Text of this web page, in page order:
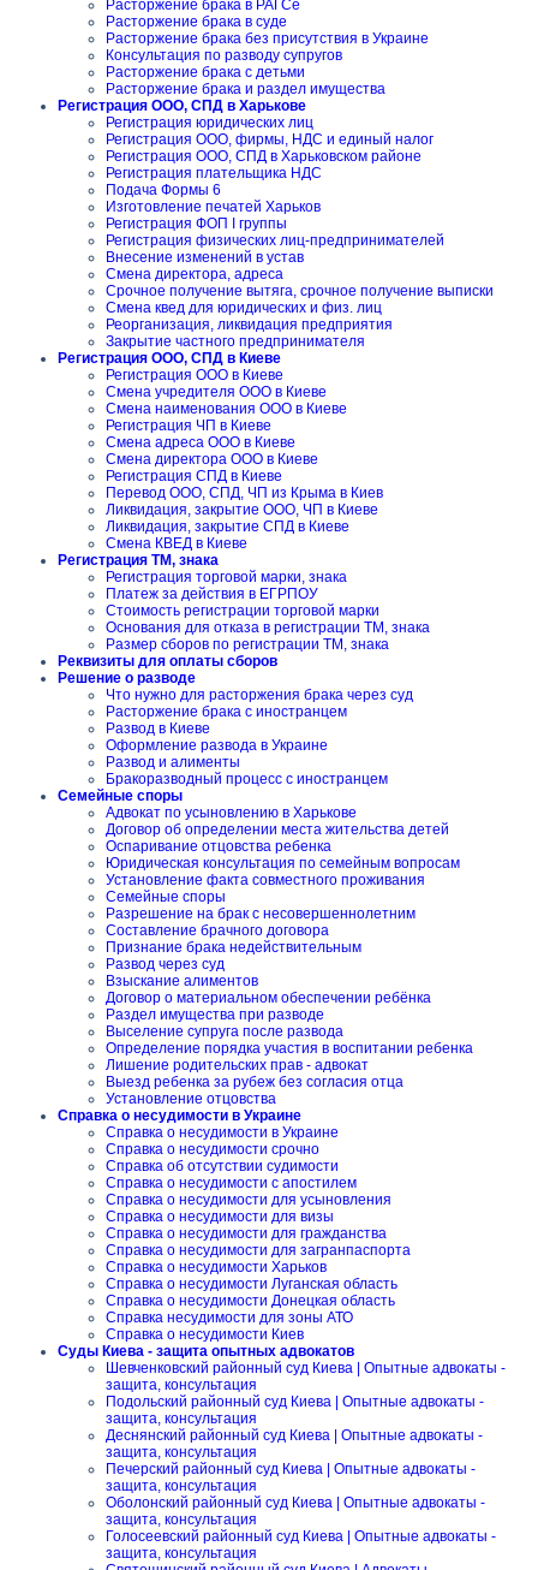
Расторжение брака в РАГСе
Расторжение брака в суде
Расторжение брака без присутствия в Украине
Консультация по разводу супругов
Расторжение брака с детьми
Расторжение брака и раздел имущества
Регистрация ООО, СПД в Харькове
Регистрация юридических лиц
Регистрация ООО, фирмы, НДС и единый налог
Регистрация ООО, СПД в Харьковском районе
Регистрация плательщика НДС
Подача Формы 6
Изготовление печатей Харьков
Регистрация ФОП I группы
Регистрация физических лиц-предпринимателей
Внесение изменений в устав
Смена директора, адреса
Срочное получение вытяга, срочное получение выписки
Смена квед для юридических и физ. лиц
Реорганизация, ликвидация предприятия
Закрытие частного предпринимателя
Регистрация ООО, СПД в Киеве
Регистрация ООО в Киеве
Смена учредителя ООО в Киеве
Смена наименования ООО в Киеве
Регистрация ЧП в Киеве
Смена адреса ООО в Киеве
Смена директора ООО в Киеве
Регистрация СПД в Киеве
Перевод ООО, СПД, ЧП из Крыма в Киев
Ликвидация, закрытие ООО, ЧП в Киеве
Ликвидация, закрытие СПД в Киеве
Смена КВЕД в Киеве
Регистрация ТМ, знака
Регистрация торговой марки, знака
Платеж за действия в ЕГРПОУ
Стоимость регистрации торговой марки
Основания для отказа в регистрации ТМ, знака
Размер сборов по регистрации ТМ, знака
Реквизиты для оплаты сборов
Решение о разводе
Что нужно для расторжения брака через суд
Расторжение брака с иностранцем
Развод в Киеве
Оформление развода в Украине
Развод и алименты
Бракоразводный процесс с иностранцем
Семейные споры
Адвокат по усыновлению в Харькове
Договор об определении места жительства детей
Оспаривание отцовства ребенка
Юридическая консультация по семейным вопросам
Установление факта совместного проживания
Семейные споры
Разрешение на брак с несовершеннолетним
Составление брачного договора
Признание брака недействительным
Развод через суд
Взыскание алиментов
Договор о материальном обеспечении ребёнка
Раздел имущества при разводе
Выселение супруга после развода
Определение порядка участия в воспитании ребенка
Лишение родительских прав - адвокат
Выезд ребенка за рубеж без согласия отца
Установление отцовства
Справка о несудимости в Украине
Справка о несудимости в Украине
Справка о несудимости срочно
Справка об отсутствии судимости
Справка о несудимости с апостилем
Справка о несудимости для усыновления
Справка о несудимости для визы
Справка о несудимости для гражданства
Справка о несудимости для загранпаспорта
Справка о несудимости Харьков
Справка о несудимости Луганская область
Справка о несудимости Донецкая область
Справка несудимости для зоны АТО
Справка о несудимости Киев
Суды Киева - защита опытных адвокатов
Шевченковский районный суд Киева | Опытные адвокаты -
защита, консультация
Подольский районный суд Киева | Опытные адвокаты -
защита, консультация
Деснянский районный суд Киева | Опытные адвокаты -
защита, консультация
Печерский районный суд Киева | Опытные адвокаты -
защита, консультация
Оболонский районный суд Киева | Опытные адвокаты -
защита, консультация
Голосеевский районный суд Киева | Опытные адвокаты -
защита, консультация